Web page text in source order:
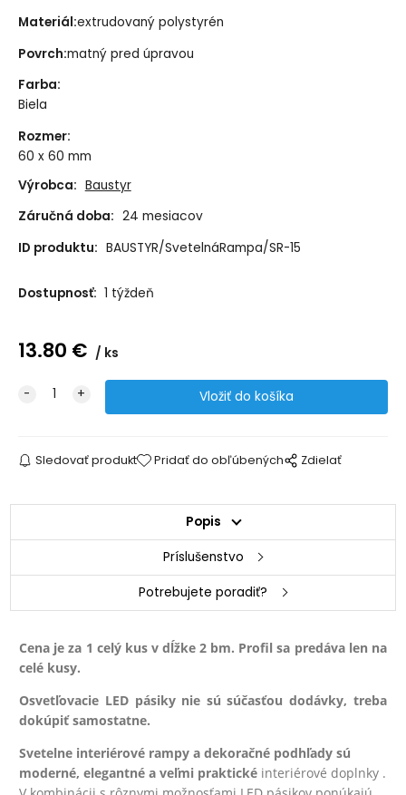
Materiál:extrudovaný polystyrén
Povrch:matný pred úpravou
Farba:
Biela
Rozmer:
60 x 60 mm
Výrobca: Baustyr
Záručná doba: 24 mesiacov
ID produktu: BAUSTYR/SvetelnáRampa/SR-15
Dostupnosť: 1 týždeň
13.80 € ks
Sledovať produkt Pridať do obľúbených Zdielať
Popis
Príslušenstvo
Potrebujete poradiť?
Cena je za 1 celý kus v dĺžke 2 bm. Profil sa predáva len na
celé kusy.
Osvetľovacie LED pásiky nie sú súčasťou dodávky, treba
dokúpiť samostatne.
Svetelne interiérové rampy a dekoračné podhľady sú
moderné, elegantné a veľmi praktické interiérové doplnky .